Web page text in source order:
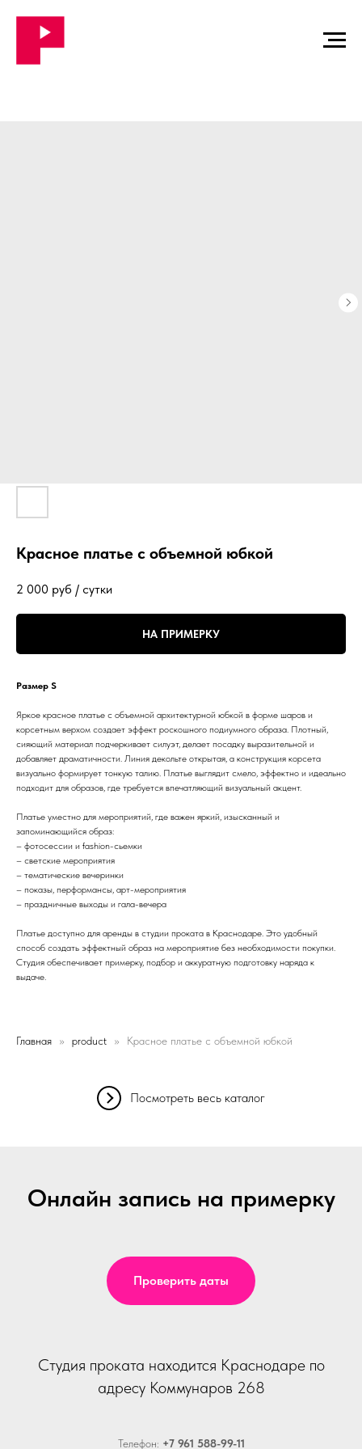
Красное платье с объемной юбкой
2 000 руб / сутки
НА ПРИМЕРКУ
Размер S
Яркое красное платье с объемной архитектурной юбкой в форме шаров и
корсетным верхом создает эффект роскошного подиумного образа. Плотный,
сияющий материал подчеркивает силуэт, делает посадку выразительной и
добавляет драматичности. Линия декольте открытая, а конструкция корсета
визуально формирует тонкую талию. Платье выглядит смело, эффектно и идеально
подходит для образов, где требуется впечатляющий визуальный акцент.
Платье уместно для мероприятий, где важен яркий, изысканный и
запоминающийся образ:
– фотосессии и fashion-сьемки
– светские мероприятия
– тематические вечеринки
– показы, перформансы, арт-мероприятия
– праздничные выходы и гала-вечера
Платье доступно для аренды в студии проката в Краснодаре. Это удобный
способ создать эффектный образ на мероприятие без необходимости покупки.
Студия обеспечивает примерку, подбор и аккуратную подготовку наряда к
выдаче.
Главная product Красное платье с объемной юбкой
Посмотреть весь каталог
Онлайн запись на примерку
Проверить даты
Студия проката находится Краснодаре по
адресу Коммунаров 268
Телефон: +7 961 588-99-11